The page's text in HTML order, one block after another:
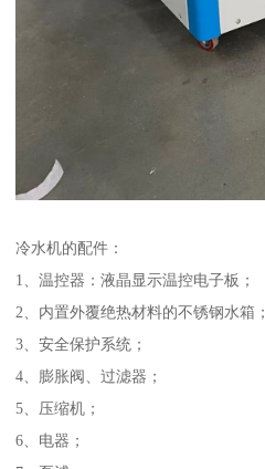
冷水机的配件：
1、温控器：液晶显示温控电子板；
2、内置外覆绝热材料的不锈钢水箱；
3、安全保护系统；
4、膨胀阀、过滤器；
5、压缩机；
6、电器；